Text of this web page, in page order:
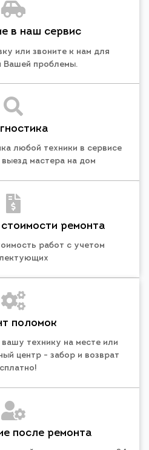
в наш сервис
или звоните к нам для
Вашей проблемы.
любой техники в сервисе
мастера на дом
ремонта
работ с учетом
поломок
технику на месте или
центр - забор и возврат
после ремонта